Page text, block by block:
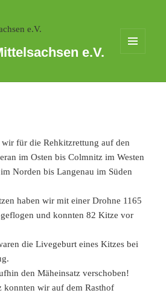
e.V.
für die Rehkitzrettung auf den
im Osten bis Colmnitz im Westen
Norden bis Langenau im Süden
haben wir mit einer Drohne 1165
und konnten 82 Kitze vor
die Livegeburt eines Kitzes bei
den Mäheinsatz verschoben!
konnten wir auf dem Rasthof